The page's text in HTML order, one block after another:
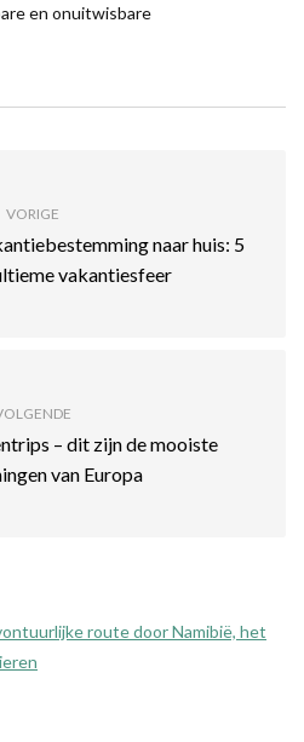
en onuitwisbare
VORIGE
naar huis: 5
vakantiesfeer
– dit zijn de mooiste
van Europa
route door Namibië, het